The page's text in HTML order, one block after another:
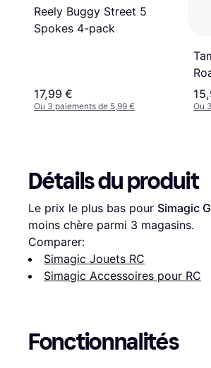
Reely Buggy Street 5
Spokes 4-pack
17,99 €
Ou 3 paiements de 5,99 € Ou
Détails du produit
Le prix le plus bas pour Simagic
moins chère parmi 3 magasins.
Comparer:
Simagic Jouets RC
Simagic Accessoires pour RC
Fonctionnalités